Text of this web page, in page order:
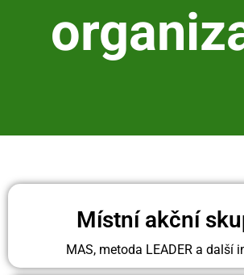
Místní akční
MAS, metoda LEADER a další